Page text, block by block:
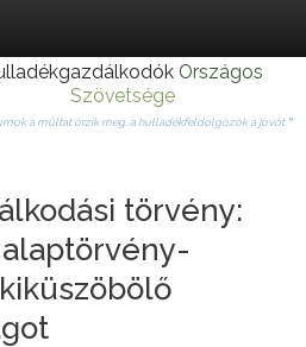
Országos
Szövetsége
a múltat őrzik meg, a hulladékfeldolgozók a jövőt. ”
törvény: